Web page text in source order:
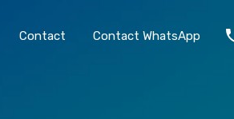
De Închiriat Despre mine Contact
Contact Contact WhatsApp